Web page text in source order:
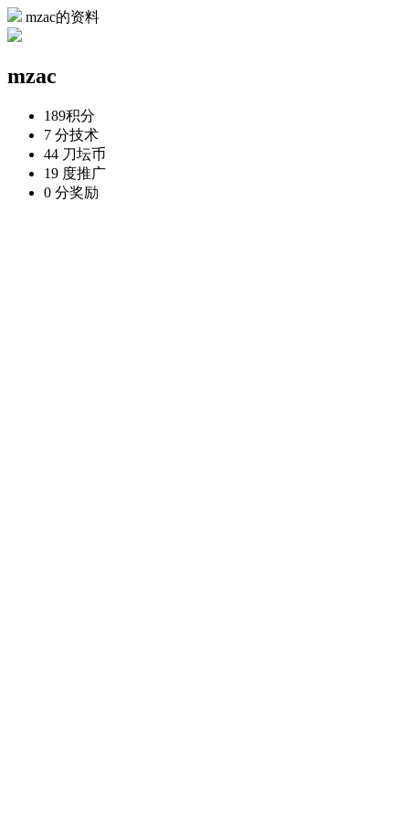
mzac的资料
mzac
189积分
7 分技术
44 刀坛币
19 度推广
0 分奖励